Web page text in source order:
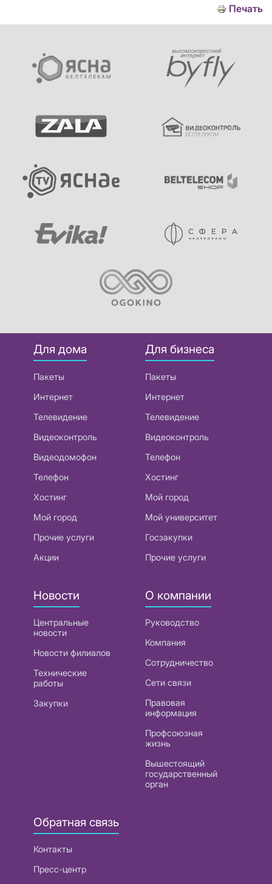
Печать
Для дома
Пакеты
Интернет
Телевидение
Видеоконтроль
Видеодомофон
Телефон
Хостинг
Мой город
Прочие услуги
Акции
Для бизнеса
Пакеты
Интернет
Телевидение
Видеоконтроль
Телефон
Хостинг
Мой город
Мой университет
Госзакупки
Прочие услуги
Новости
Центральные
новости
Новости филиалов
Технические
работы
Закупки
О компании
Руководство
Компания
Сотрудничество
Сети связи
Правовая
информация
Профсоюзная
жизнь
Вышестоящий
государственный
орган
Обратная связь
Контакты
Пресс-центр